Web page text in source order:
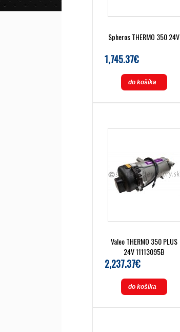
Spheros THERMO 350 24V
1,745.37€
do košíka
Valeo THERMO 350 PLUS
24V 11113095B
2,237.37€
do košíka